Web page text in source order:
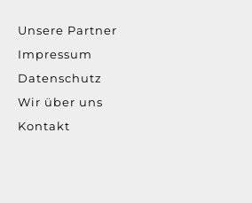
Unsere Partner
Impressum
Datenschutz
Wir über uns
Kontakt